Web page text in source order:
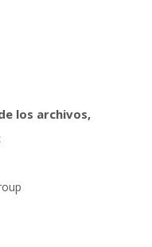
los archivos,